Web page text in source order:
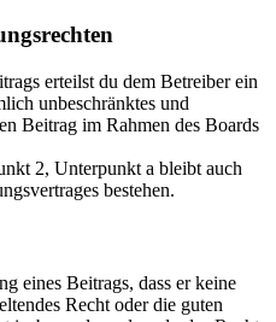
erteilst du dem Betreiber ein
unbeschränktes und
Beitrag im Rahmen des Boards
2, Unterpunkt a bleibt auch
bestehen.
eines Beitrags, dass er keine
Recht oder die guten